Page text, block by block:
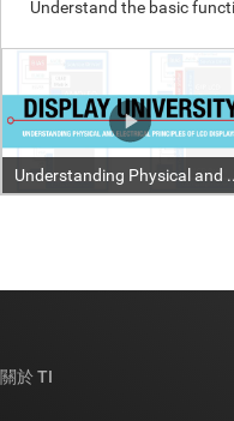
關於 TI